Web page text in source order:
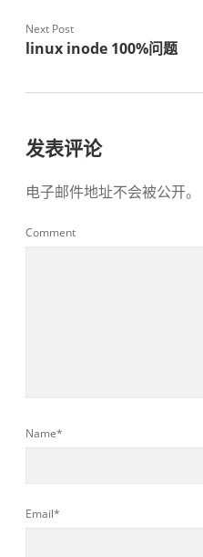
Next Post
linux inode 100%问题
发表评论
电子邮件地址不会被公开。
Comment
Name*
Email*